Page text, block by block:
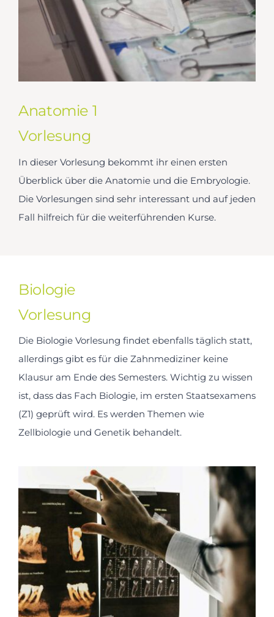
Anatomie 1
Vorlesung
In dieser Vorlesung bekommt ihr einen ersten
Überblick über die Anatomie und die Embryologie.
Die Vorlesungen sind sehr interessant und auf jeden
Fall hilfreich für die weiterführenden Kurse.
Biologie
Vorlesung
Die Biologie Vorlesung findet ebenfalls täglich statt,
allerdings gibt es für die Zahnmediziner keine
Klausur am Ende des Semesters. Wichtig zu wissen
ist, dass das Fach Biologie, im ersten Staatsexamens
(Z1) geprüft wird. Es werden Themen wie
Zellbiologie und Genetik behandelt.